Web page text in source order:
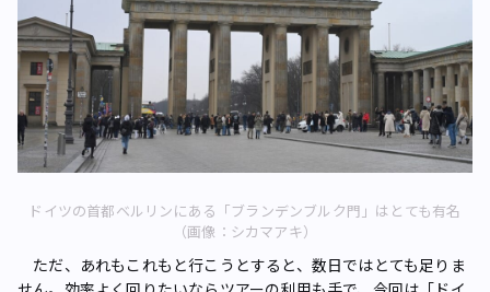
ドイツの首都ベルリンにある「ブランデンブルク門」はとても有名
（画像：シカマアキ）
ただ、あれもこれもと行こうとすると、数日ではとても足りま